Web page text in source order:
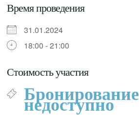
Время проведения
31.01.2024
18:00 - 21:00
Стоимость участия
Бронирование
недоступно